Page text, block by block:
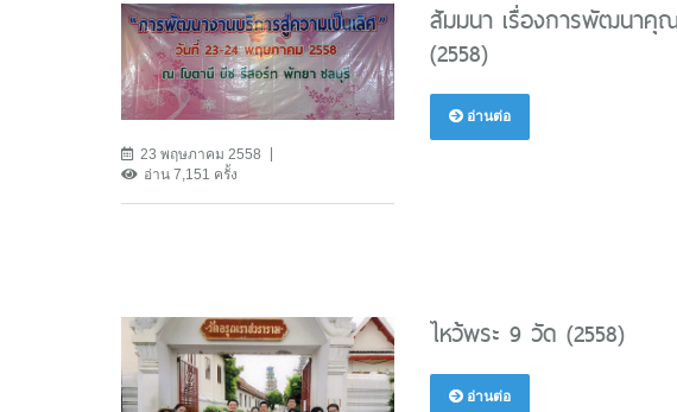
23 พฤษภาคม 2558
อ่าน 7,151 ครั้ง
สัมมนา เรื่องการพัฒนาคุ
(2558)
อ่านต่อ
ไหว้พระ 9 วัด (2558)
อ่านต่อ